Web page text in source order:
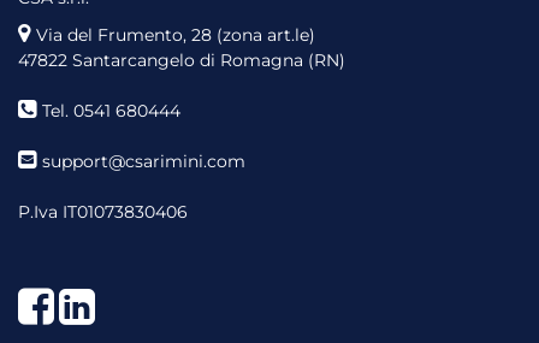
Via del Frumento, 28 (zona art.le)
47822 Santarcangelo di Romagna (RN)
Tel. 0541 680444
support@csarimini.com
P.Iva IT01073830406
Facebook
LinkedIn